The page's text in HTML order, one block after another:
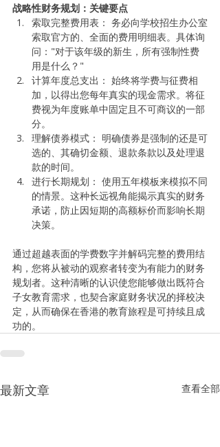
战略性财务规划：关键要点
索取完整费用表： 务必向学校招生办公室
索取官方的、全面的费用明细表。具体询
问："对于该年级的新生，所有强制性费
用是什么？"
计算年度总支出： 始终将学费与征费相
加，以得出您每年真实的现金需求。将征
费视为年度账单中固定且不可商议的一部
分。
理解债券模式： 明确债券是强制的还是可
选的、其确切金额、退款条款以及处理退
款的时间。
进行长期规划： 使用五年模板来模拟不同
的情景。这种长远视角能揭示真实的财务
承诺，防止因短期的高额标价而影响长期
决策。
通过超越表面的学费数字并解码完整的费用结
构，您将从被动的观察者转变为有能力的财务
规划者。这种清晰的认识使您能够做出既符合
子女教育需求，也契合家庭财务状况的择校决
定，从而确保在香港的教育旅程是可持续且成
功的。
最新文章 查看全部